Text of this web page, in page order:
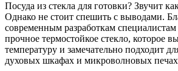
Посуда из стекла для готовки? Звучит
Однако не стоит спешить с выводами.
современным разработкам специалистам
прочное термостойкое стекло, которое
температуру и замечательно подходит
духовых шкафах и микроволновых